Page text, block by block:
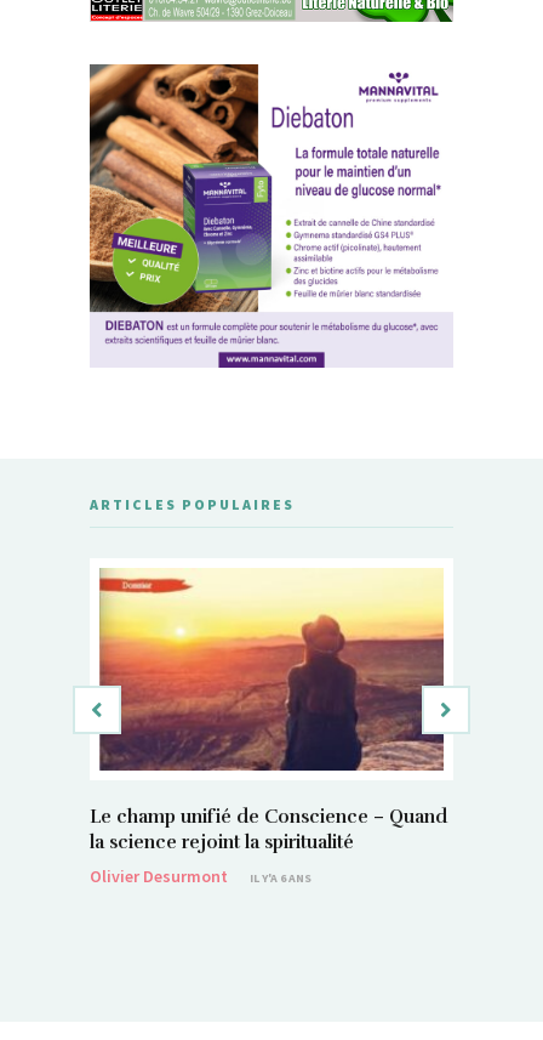
ARTICLES POPULAIRES
Le champ unifié de Conscience – Quand
la science rejoint la spiritualité
Olivier Desurmont
IL Y'A 6 ANS